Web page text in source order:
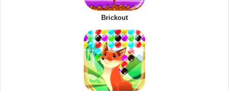
Brickout